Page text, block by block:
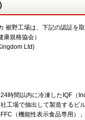
裾野工場は、下記の認証を取
規格協会）
Ltd)
時間以内に冷凍したIQF（
工場で抽出して製造するビ
（機能性表示食品専用）